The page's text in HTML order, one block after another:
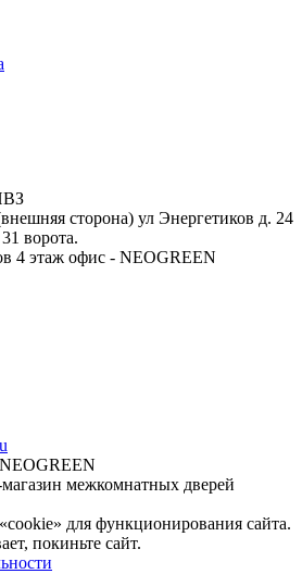
сторона) ул Энергетиков д. 24
ворота.
4 этаж офис - NEOGREEN
межкомнатных дверей
для функционирования сайта.
покиньте сайт.